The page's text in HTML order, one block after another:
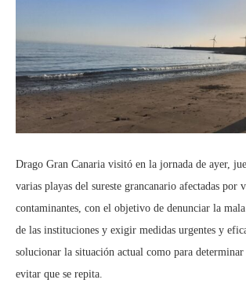
Drago Gran Canaria visitó en la jornada de ayer,
varias playas del sureste grancanario afectadas por
contaminantes, con el objetivo de denunciar la
de las instituciones y exigir medidas urgentes y
solucionar la situación actual como para
evitar que se repita.